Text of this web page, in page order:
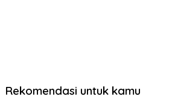
Rekomendasi untuk kamu